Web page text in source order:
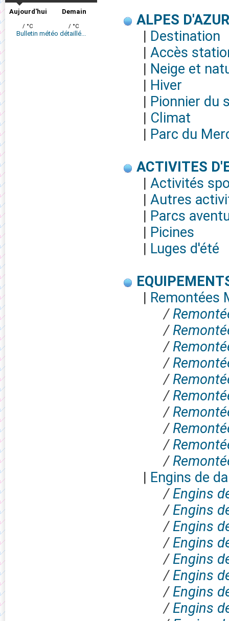
Aujourd'hui
/ °C
Demain
/ °C
Bulletin météo détaillé...
ALPES D'AZUR
| Destination
| Accès
| Neige et
| Hiver
| Pionnier du
| Climat
| Parc du
ACTIVITES
| Activités
| Autres
| Parcs
| Picines
| Luges d'été
| Remontées
/
/
/
/
/
/
/
/
/
/
| Engins de
/Engins
/Engins
/Engins
/Engins
/Engins
/Engins
/Engins
/Engins